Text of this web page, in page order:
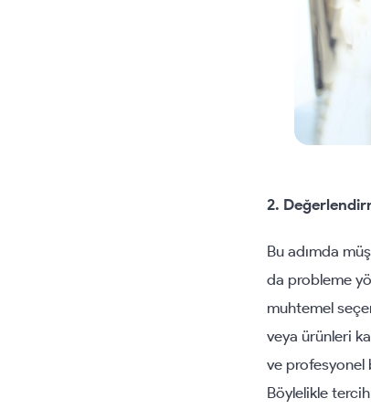
2.
Bu adımda
da probleme
muhtemel
veya ürünleri
ve profesyonel
Böylelikle tercih